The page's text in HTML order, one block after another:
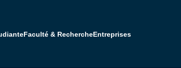
Faculté & RechercheEntreprises